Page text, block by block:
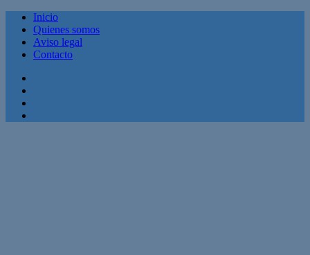
Inicio
Quienes somos
Aviso legal
Contacto